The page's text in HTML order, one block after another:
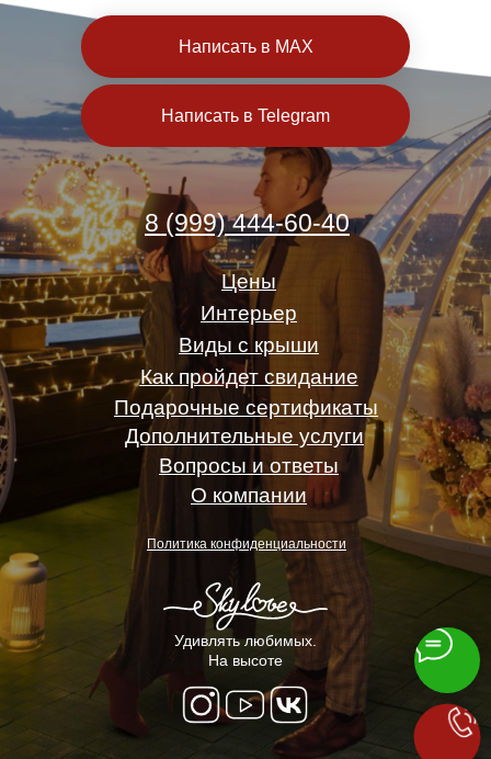
Политика конфиденциальности
Написать в MAX
Написать в Telegram
Удивлять любимых.
На высоте
8 (999) 444-60-40
Подарочные сертификаты
Вопросы и ответы
О компании
Виды с крыши
Интерьер
Цены
Дополнительные услуги
Как пройдет свидание